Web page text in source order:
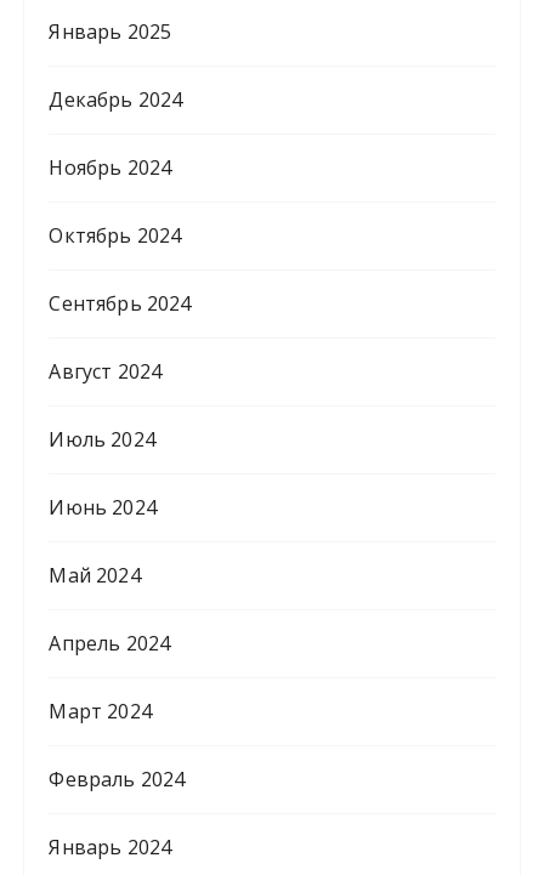
Январь 2025
Декабрь 2024
Ноябрь 2024
Октябрь 2024
Сентябрь 2024
Август 2024
Июль 2024
Июнь 2024
Май 2024
Апрель 2024
Март 2024
Февраль 2024
Январь 2024